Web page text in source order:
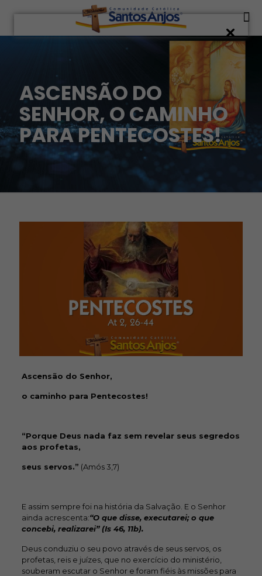
ASCENSÃO DO
SENHOR, O CAMINHO
PARA PENTECOSTES!
Ascensão do Senhor,
o caminho para Pentecostes!
“Porque Deus nada faz sem revelar seus segredos
aos profetas,
seus servos.” (Amós 3,7)
E assim sempre foi na história da Salvação. E o Senhor
ainda acrescenta:“O que disse, executarei; o que
concebi, realizarei” (Is 46, 11b).
Deus conduziu o seu povo através de seus servos, os
profetas, reis e juízes, que no exercício do ministério,
souberam escutar o Senhor e foram fiéis às missões para